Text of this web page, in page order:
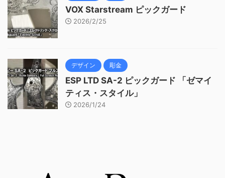
VOX Starstream ピックガード
2026/2/25
デザイン 彫金
ESP LTD SA-2 ピックガード 「ゼマイ
ティス・スタイル」
2026/1/24